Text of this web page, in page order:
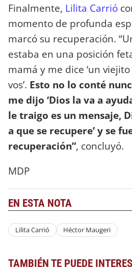
Finalmente, Lilita Carrió
momento de profunda
marcó su recuperación.
estaba en una posición
mamá y me dice ‘un
vos’. Esto no lo conté
me dijo ‘Dios la va a
le traigo es un mensaje,
a que se recupere’ y se
recuperación”, concluyó.
MDP
EN ESTA NOTA
Lilita Carrió Héctor Maugeri
TAMBIÉN TE PUEDE